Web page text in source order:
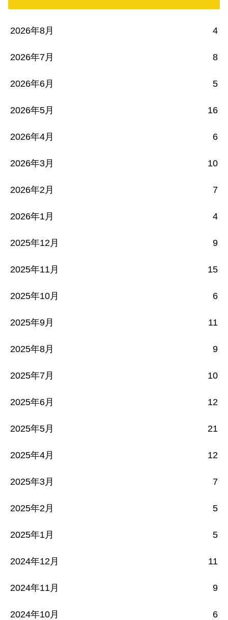
2026年8月 4
2026年7月 8
2026年6月 5
2026年5月 16
2026年4月 6
2026年3月 10
2026年2月 7
2026年1月 4
2025年12月 9
2025年11月 15
2025年10月 6
2025年9月 11
2025年8月 9
2025年7月 10
2025年6月 12
2025年5月 21
2025年4月 12
2025年3月 7
2025年2月 5
2025年1月 5
2024年12月 11
2024年11月 9
2024年10月 6